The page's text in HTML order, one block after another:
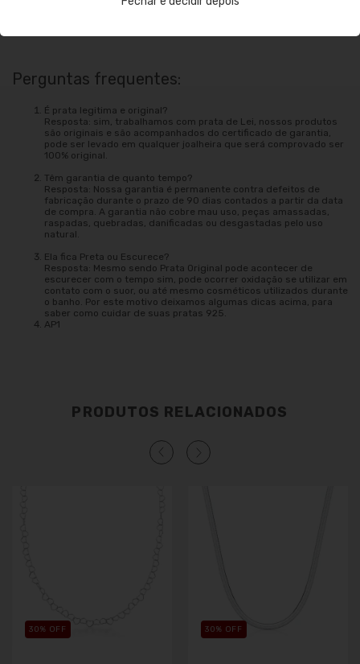
Outros agentes que podem danificar: tintas de cabelo, perfumes e até
Perguntas frequentes:
É prata legitima e original?
Resposta: sim, trabalhamos com prata de Lei, nossos produtos
são originais e são acompanhados do certificado de garantia,
pode ser levado em qualquer joalheira que será comprovado ser
100% original.
Têm garantia de quanto tempo?
Resposta: Nossa garantia é permanente contra defeitos de
fabricação durante o prazo de 90 dias contados a partir da data
de compra. A garantia não cobre mau uso, peças amassadas,
raspadas, quebradas, danificadas ou desgastadas pelo uso
natural.
Ela fica Preta ou Escurece?
Resposta: Mesmo sendo Prata Original pode acontecer de
escurecer com o tempo sim, pode ocorrer oxidação se utilizar em
contato com o suor, ou até mesmo cosméticos utilizados durante
o banho. Por este motivo deixamos algumas dicas acima, para
saber como cuidar de suas pratas 925.
AP1
PRODUTOS RELACIONADOS
30% OFF 30% OFF